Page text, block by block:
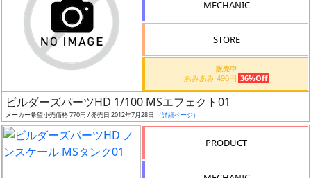
指
MECHANIC
STORE
販売中
あみあみ 490円 36%Off
ビルダーズパーツHD 1/100 MSエフェクト01
メーカー希望小売価格 770円 / 発売日 2012年7月28日 （詳細ページ）
PRODUCT